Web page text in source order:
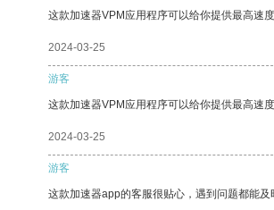
这款加速器VPM应用程序可以给你提供最高速
2024-03-25
游客
这款加速器VPM应用程序可以给你提供最高速
2024-03-25
游客
这款加速器app的客服很贴心，遇到问题都能及